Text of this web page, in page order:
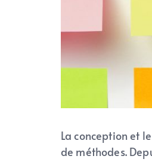
La conception et
de méthodes.